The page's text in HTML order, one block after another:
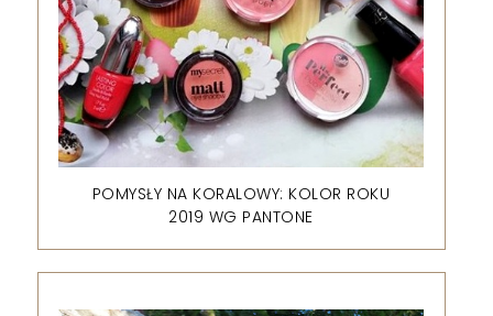
POMYSŁY NA KORALOWY: KOLOR ROKU
2019 WG PANTONE